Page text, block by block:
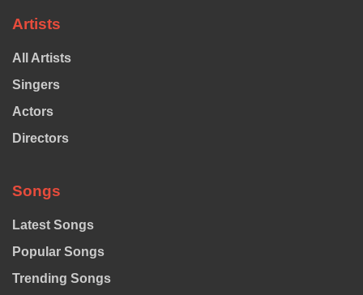
Artists
All Artists
Singers
Actors
Directors
Songs
Latest Songs
Popular Songs
Trending Songs